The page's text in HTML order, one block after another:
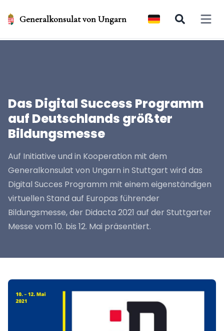
Generalkonsulat von Ungarn Open
Das Digital Success Programm
auf Deutschlands größter
Bildungsmesse
Auf Initiative und in Kooperation mit dem
Generalkonsulat von Ungarn in Stuttgart wird das
Digital Succes Programm mit einem eigenständigen
virtuellen Stand auf Europas führender
Bildungsmesse, der Didacta 2021 auf der Stuttgarter
Messe vom 10. bis 12. Mai präsentiert.